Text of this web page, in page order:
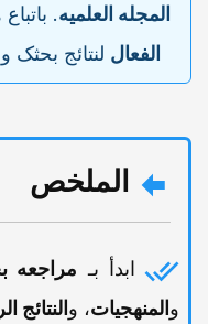
المجله العلمیه.
الفعال لنتائج
الملخص
ابدأ بـ مراجعه
والمنهجیات، والنتائج